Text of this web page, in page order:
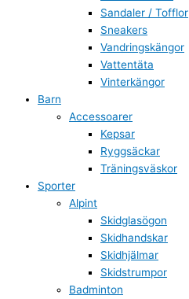
Sandaler / Tofflor
Sneakers
Vandringskängor
Vattentäta
Vinterkängor
Barn
Accessoarer
Kepsar
Ryggsäckar
Träningsväskor
Sporter
Alpint
Skidglasögon
Skidhandskar
Skidhjälmar
Skidstrumpor
Badminton